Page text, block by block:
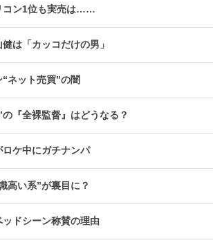
コン1位も実売は……
は「カッコだけの男」
ネット売買”の闇
『全裸監督』はどうなる？
ロケ中にガチナンパ
高い系”が裏目に？
ドシーン称賛の理由